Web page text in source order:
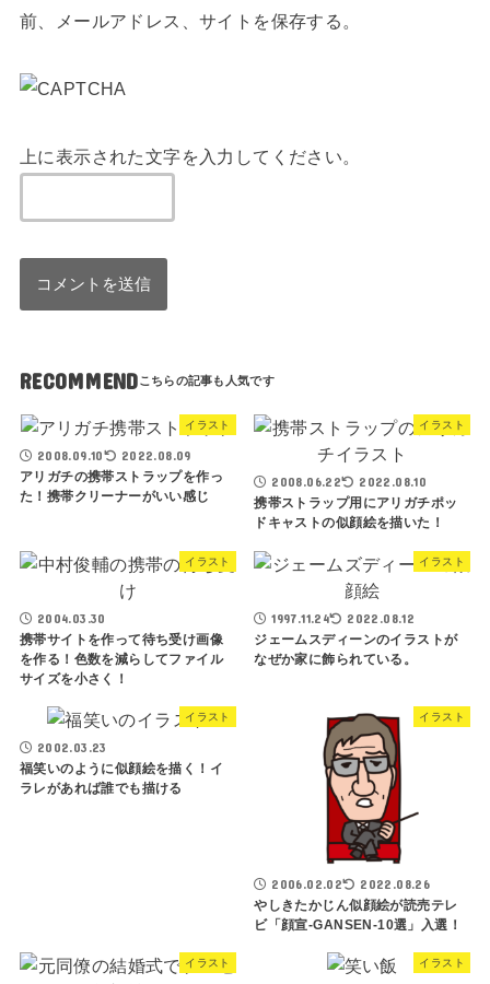
前、メールアドレス、サイトを保存する。
上に表示された文字を入力してください。
RECOMMEND
イラスト
2008.09.10 2022.08.09
アリガチの携帯ストラップを作っ
た！携帯クリーナーがいい感じ
イラスト
2008.06.22 2022.08.10
携帯ストラップ用にアリガチポッ
ドキャストの似顔絵を描いた！
イラスト
2004.03.30
携帯サイトを作って待ち受け画像
を作る！色数を減らしてファイル
サイズを小さく！
イラスト
1997.11.24 2022.08.12
ジェームスディーンのイラストが
なぜか家に飾られている。
イラスト
2002.03.23
福笑いのように似顔絵を描く！イ
ラレがあれば誰でも描ける
イラスト
2006.02.02 2022.08.26
やしきたかじん似顔絵が読売テレ
ビ「顔宣-GANSEN-10選」入選！
イラスト イラスト